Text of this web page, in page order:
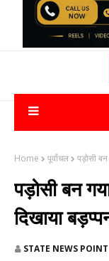
Home पूर्वांचल पड़ोसी
पड़ोसी बन
दिखाया
STATE NEWS POINT